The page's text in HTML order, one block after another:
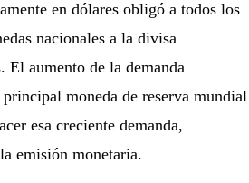
en dólares obligó a todos los
nacionales a la divisa
El aumento de la demanda
moneda de reserva mundial
esa creciente demanda,
emisión monetaria.